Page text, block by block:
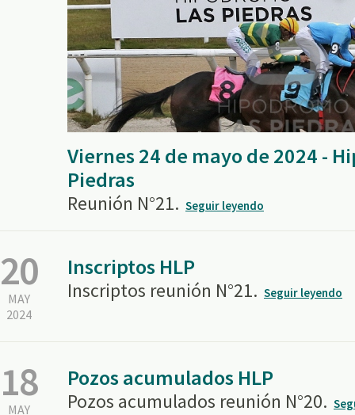
Viernes 24 de mayo de 2024 -
Piedras
Reunión N°21. Seguir leyendo
20
MAY
2024
Inscriptos HLP
Inscriptos reunión N°21. Seguir leyendo
18
MAY
Pozos acumulados HLP
Pozos acumulados reunión N°20.